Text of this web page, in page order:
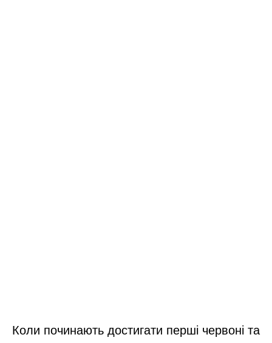
Коли починають достигати перші червоні та